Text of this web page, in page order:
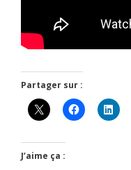
Partager sur :
J’aime ça :